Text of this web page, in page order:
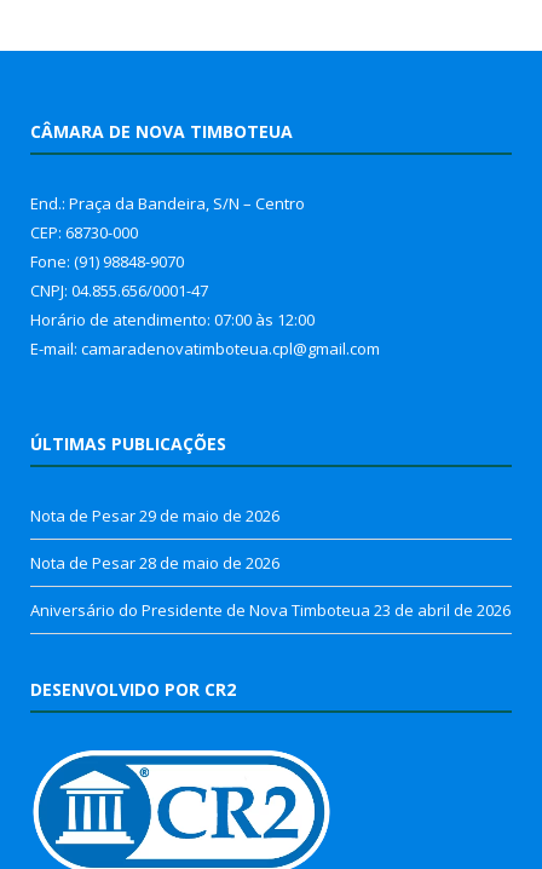
CÂMARA DE NOVA TIMBOTEUA
End.: Praça da Bandeira, S/N – Centro
CEP: 68730-000
Fone: (91) 98848-9070
CNPJ: 04.855.656/0001-47
Horário de atendimento: 07:00 às 12:00
E-mail: camaradenovatimboteua.cpl@gmail.com
ÚLTIMAS PUBLICAÇÕES
Nota de Pesar29 de maio de 2026
Nota de Pesar28 de maio de 2026
Aniversário do Presidente de Nova Timboteua 23 de abril de 2026
DESENVOLVIDO POR CR2